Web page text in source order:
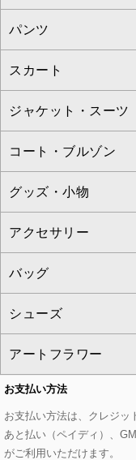
eur3
Maison de CINQ
カットソー・Tシ
ブラウス・シャツ
ニット・セーター
カーディガン
アンサンブルセッ
ベスト・ジレ
パーカー
タンクトップ・キ
スウェット・ジャ
その他のトップス
すべてのワンピー
ワンピース
ドレス
チュニック
ジャンパースカー
その他のワンピー
パンツ
すべてのパンツ
フルレングスパン
クロップド・半端
ガウチョ・ワイド
ハーフ・ショート
サロペット・オー
その他のパンツ
スカート
すべてのスカート
ロング・マキシ丈
ひざ丈スカート
ミモレ丈スカート
ショート・ミニ丈
その他のスカート
ジャケット・スーツ
すべてのジャケッ
テーラードジャケ
ノーカラージャケ
セットアップ
セットアップジャ
セットアップパン
セットアップスカ
セットアップワン
コート・ブルゾン
すべてのコート・
トレンチコート
ピーコート
ダッフルコート
チェスターコート
モッズコート
ステンカラーコー
グッズ・小物
すべてのグッズ・
マスク
ストール・マフラ
ベルト・サスペン
帽子
ヘアアクセサリー
アクセサリー
すべてのアクセサ
ネックレス
ピアス・イヤリン
ブレスレット・バ
ブローチ・コサー
バッグ
すべてのバッグ
トートバッグ
ショルダーバッグ
ボストンバッグ
シューズ
すべてのシューズ
パンプス
スニーカー
アートフラワー
すべてのアートフ
ローズ
お支払い方法
お支払い方法は、クレジッ
あと払い（ペイディ）、
がご利用いただけます。